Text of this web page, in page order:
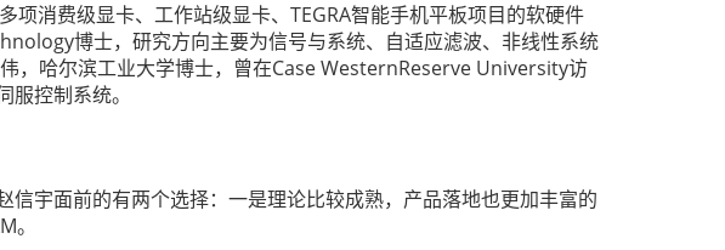
消费级显卡、工作站级显卡、TEGRA智能手机平板项目的软硬件
博士，研究方向主要为信号与系统、自适应滤波、非线性系统
，哈尔滨工业大学博士，曾在Case WesternReserve University访
控制系统。
宇面前的有两个选择：一是理论比较成熟，产品落地也更加丰富的
。